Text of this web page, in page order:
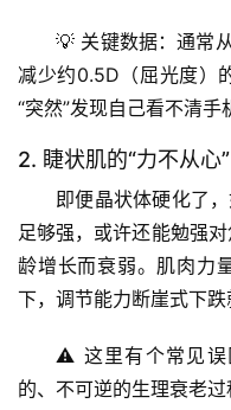
💡 关键数据：通常
减少约0.5D（屈光度）
“突然”发现自己看不清手
2. 睫状肌的“力不从心”
即便晶状体硬化了
足够强，或许还能勉强
龄增长而衰弱。 肌肉力
下，调节能力断崖式下跌
⚠️ 这里有个常见误
的、不可逆的生理衰老过